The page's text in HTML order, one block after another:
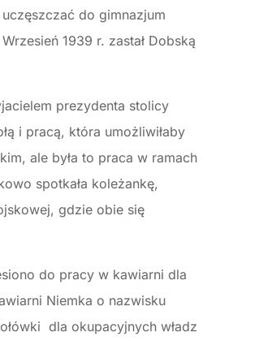
do gimnazjum
1939 r. zastał Dobską
prezydenta stolicy
i pracą, która umożliwiłaby
ale była to praca w ramach
spotkała koleżankę,
gdzie obie się
do pracy w kawiarni dla
Niemka o nazwisku
dla okupacyjnych władz